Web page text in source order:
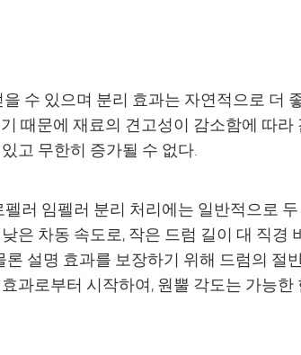
수 있으며 분리 효과는 자연적으로 더
때문에 재료의 견고성이 감소함에 따라
고 무한히 증가될 수 없다.
러 임펠러 분리 처리에는 일반적으로 두
은 차동 속도로, 작은 드럼 길이 대 직경
설명 효과를 보장하기 위해 드럼의 절
과로부터 시작하여, 원뿔 각도는 가능한